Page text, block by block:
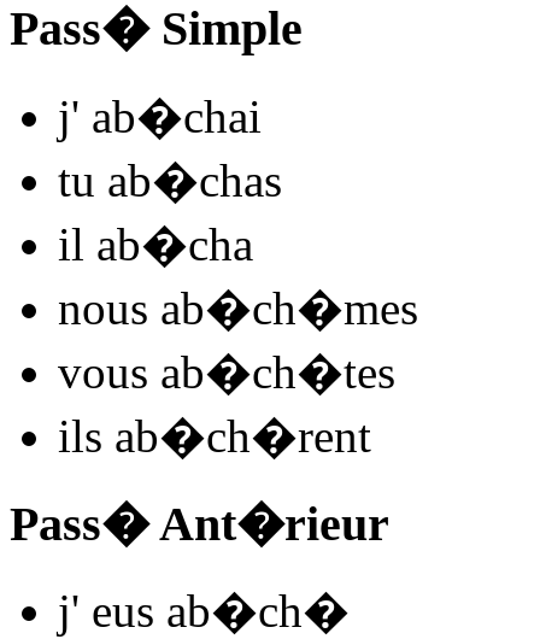
Pass� Simple
j' ab�chai
tu ab�chas
il ab�cha
nous ab�ch�mes
vous ab�ch�tes
ils ab�ch�rent
Pass� Ant�rieur
j' eus ab�ch�